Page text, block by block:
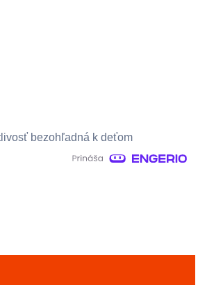
bezohľadná k deťom